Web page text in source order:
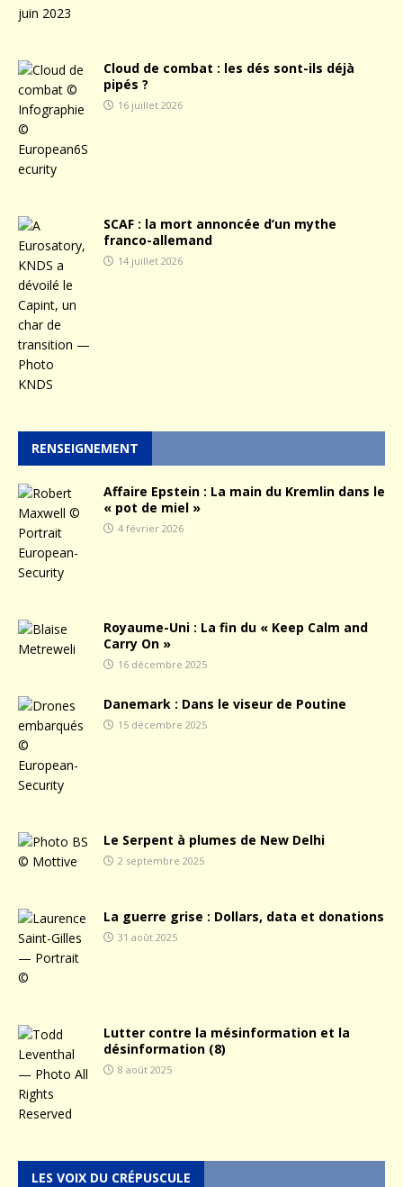
Cloud de combat : les dés sont-ils déjà
pipés ?
16 juillet 2026
SCAF : la mort annoncée d’un mythe
franco-allemand
14 juillet 2026
RENSEIGNEMENT
Affaire Epstein : La main du Kremlin dans le
« pot de miel »
4 février 2026
Royaume-Uni : La fin du « Keep Calm and
Carry On »
16 décembre 2025
Danemark : Dans le viseur de Poutine
15 décembre 2025
Le Serpent à plumes de New Delhi
2 septembre 2025
La guerre grise : Dollars, data et donations
31 août 2025
Lutter contre la mésinformation et la
désinformation (8)
8 août 2025
LES VOIX DU CRÉPUSCULE